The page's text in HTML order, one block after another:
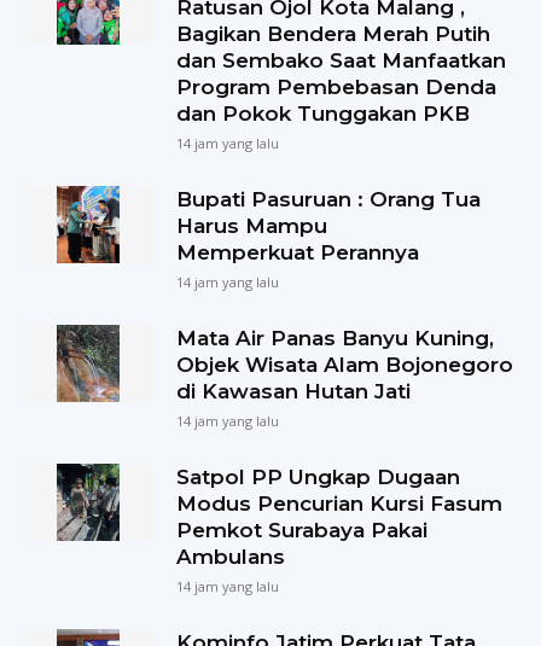
Ratusan Ojol Kota Malang ,
Bagikan Bendera Merah Putih
dan Sembako Saat Manfaatkan
Program Pembebasan Denda
dan Pokok Tunggakan PKB
14 jam yang lalu
Bupati Pasuruan : Orang Tua
Harus Mampu
Memperkuat Perannya
14 jam yang lalu
Mata Air Panas Banyu Kuning,
Objek Wisata Alam Bojonegoro
di Kawasan Hutan Jati
14 jam yang lalu
Satpol PP Ungkap Dugaan
Modus Pencurian Kursi Fasum
Pemkot Surabaya Pakai
Ambulans
14 jam yang lalu